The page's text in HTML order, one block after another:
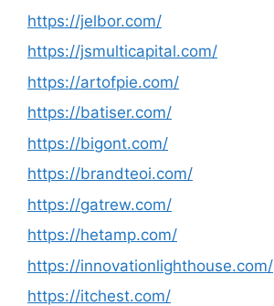
https://jelbor.com/
https://jsmulticapital.com/
https://artofpie.com/
https://batiser.com/
https://bigont.com/
https://brandteoi.com/
https://gatrew.com/
https://hetamp.com/
https://innovationlighthouse.com/
https://itchest.com/